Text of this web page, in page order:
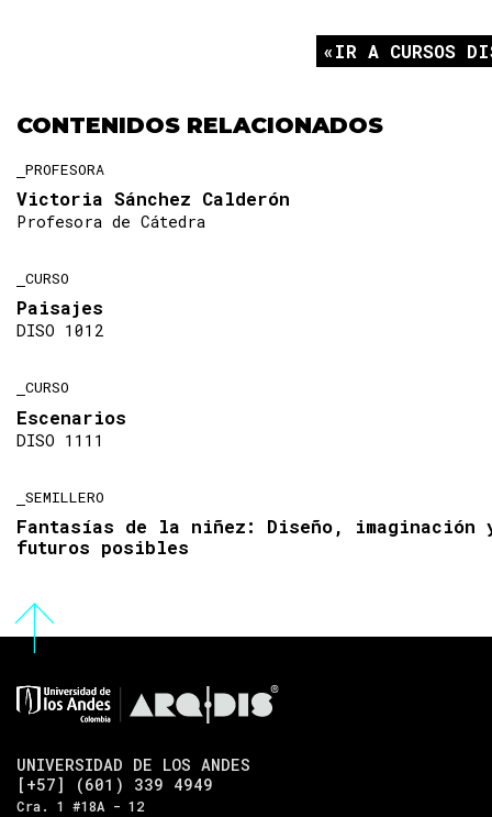
IR A CURSOS
CONTENIDOS RELACIONADOS
PROFESORA
Victoria Sánchez Calderón
Profesora de Cátedra
CURSO
Paisajes
DISO 1012
CURSO
Escenarios
DISO 1111
SEMILLERO
Fantasías de la niñez: Diseño, imaginación
futuros posibles
UNIVERSIDAD DE LOS ANDES
[+57] (601) 339 4949
Cra. 1 #18A - 12